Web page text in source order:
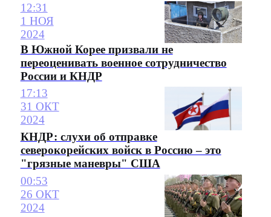
12:31
1 НОЯ
2024
В Южной Корее призвали не
переоценивать военное сотрудничество
России и КНДР
17:13
31 ОКТ
2024
КНДР: слухи об отправке
cеверокорейских войск в Россию – это
"грязные маневры" США
00:53
26 ОКТ
2024